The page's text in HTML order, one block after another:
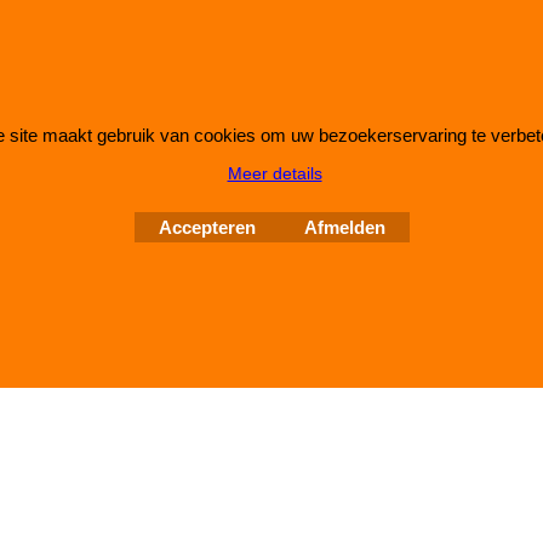
software.
site maakt gebruik van cookies om uw bezoekerservaring te
Meer details
Accepteren Afmelden